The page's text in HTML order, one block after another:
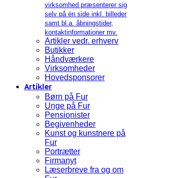
virksomhed præsenterer sig
selv på én side inkl. billeder
samt bl.a. åbningstider,
kontaktinformationer mv.
Artikler vedr. erhverv
Butikker
Håndværkere
Virksomheder
Hovedsponsorer
Artikler
Børn på Fur
Unge på Fur
Pensionister
Begivenheder
Kunst og kunstnere på
Fur
Portrætter
Firmanyt
Læserbreve fra og om